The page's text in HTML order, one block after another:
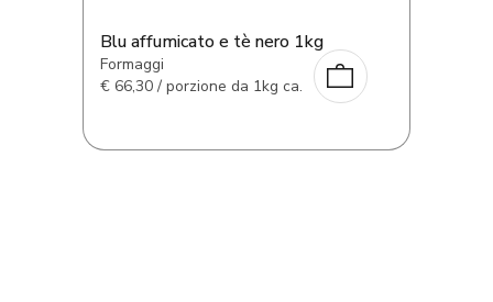
Blu affumicato e tè nero 1kg
Formaggi
€ 66,30 / porzione da 1kg ca.